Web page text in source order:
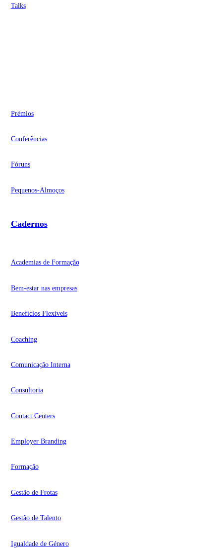
Talks
Prémios
Conferências
Fóruns
Pequenos-Almoços
Cadernos
Academias de Formação
Bem-estar nas empresas
Benefícios Flexíveis
Coaching
Comunicação Interna
Consultoria
Contact Centers
Employer Branding
Formação
Gestão de Frotas
Gestão de Talento
Igualdade de Género